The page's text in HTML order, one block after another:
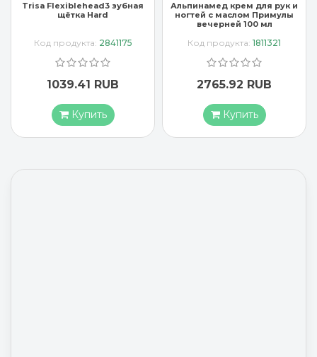
Trisa Flexiblehead3 зубная
щётка Hard
Код продукта: 2841175
1039.41 RUB
Купить
Альпинамед крем для рук и
ногтей с маслом Примулы
вечерней 100 мл
Код продукта: 1811321
2765.92 RUB
Купить